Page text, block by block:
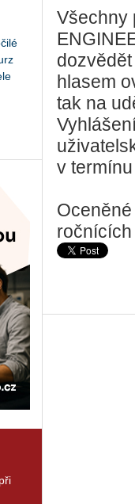
Všechny
hlasem
tak na
v